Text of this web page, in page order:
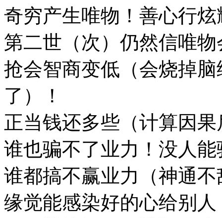
奇穷产生唯物！善心行
第二世（次）仍然信唯
抢会智商变低（会烧掉
了）！
正当钱还多些（计算因果
谁也骗不了业力！没人
谁都搞不赢业力（神通
缘觉能感染好的心给别